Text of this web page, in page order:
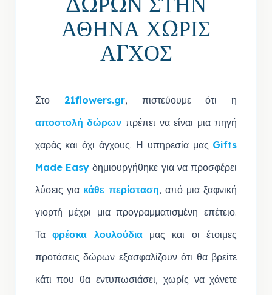
ΑΘΗΝΑ ΧΩΡΙΣ
ΑΓΧΟΣ
Στο 21flowers.gr, πιστεύουμε ότι η
αποστολή δώρων πρέπει να είναι μια πηγή
χαράς και όχι άγχους. Η υπηρεσία μας Gifts
Made Easy δημιουργήθηκε για να προσφέρει
λύσεις για κάθε περίσταση, από μια ξαφνική
γιορτή μέχρι μια προγραμματισμένη επέτειο.
Ταφρέσκα λουλούδιαμας και οι έτοιμες
προτάσεις δώρων εξασφαλίζουν ότι θα βρείτε
κάτι που θα εντυπωσιάσει, χωρίς να χάνετε